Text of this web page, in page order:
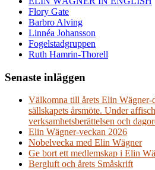
Flory Gate
Barbro Alving
Linnéa Johansson
Fogelstadgruppen
Ruth Hamrin-Thorell
Senaste inläggen
Välkomna till årets Elin Wägner-
sällskapets årsmöte. Under
verksamhetsberättelsen och
Elin Wägner-veckan 2026
Nobelvecka med Elin Wägner
Ge bort ett medlemskap i Elin
Bergluft och årets Småskrift